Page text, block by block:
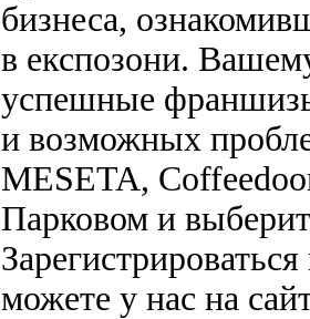
бизнеса,
в експозони.
успешные
и возможных
MESETA,
Парковом и
можете у нас на